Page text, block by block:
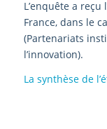
L’enquête a
France, dans le
(Partenariats
l’innovation).
La synthèse de